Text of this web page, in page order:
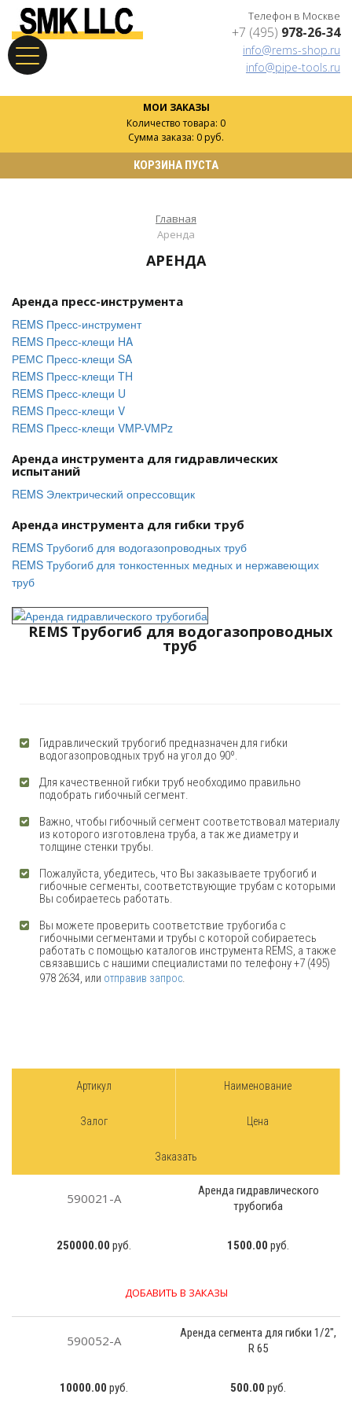
Телефон в Москве
+7 (495) 978-26-34
info@rems-shop.ru
info@pipe-tools.ru
МОИ ЗАКАЗЫ
Количество товара: 0
Сумма заказа: 0 руб.
КОРЗИНА ПУСТА
Главная
Аренда
АРЕНДА
Аренда пресс-инструмента
REMS Пресс-инструмент
REMS Пресс-клещи HA
РЕМС Пресс-клещи SA
REMS Пресс-клещи TH
REMS Пресс-клещи U
REMS Пресс-клещи V
REMS Пресс-клещи VMP-VMPz
Аренда инструмента для гидравлических
испытаний
REMS Электрический опрессовщик
Аренда инструмента для гибки труб
REMS Трубогиб для водогазопроводных труб
REMS Трубогиб для тонкостенных медных и нержавеющих
труб
REMS Трубогиб для водогазопроводных
труб
Гидравлический трубогиб предназначен для гибки
водогазопроводных труб на угол до 90º.
Для качественной гибки труб необходимо правильно
подобрать гибочный сегмент.
Важно, чтобы гибочный сегмент соответствовал материалу
из которого изготовлена труба, а так же диаметру и
толщине стенки трубы.
Пожалуйста, убедитесь, что Вы заказываете трубогиб и
гибочные сегменты, соответствующие трубам с которыми
Вы собираетесь работать.
Вы можете проверить соответствие трубогиба с
гибочными сегментами и трубы с которой собираетесь
работать с помощью каталогов инструмента REMS, а также
связавшись с нашими специалистами по телефону +7 (495)
978 2634, или отправив запрос.
Артикул Наименование
Залог Цена
Заказать
590021-А
Аренда гидравлического
трубогиба
250000.00 руб. 1500.00 руб.
ДОБАВИТЬ В ЗАКАЗЫ
590052-А
Аренда сегмента для гибки 1/2",
R 65
10000.00 руб. 500.00 руб.